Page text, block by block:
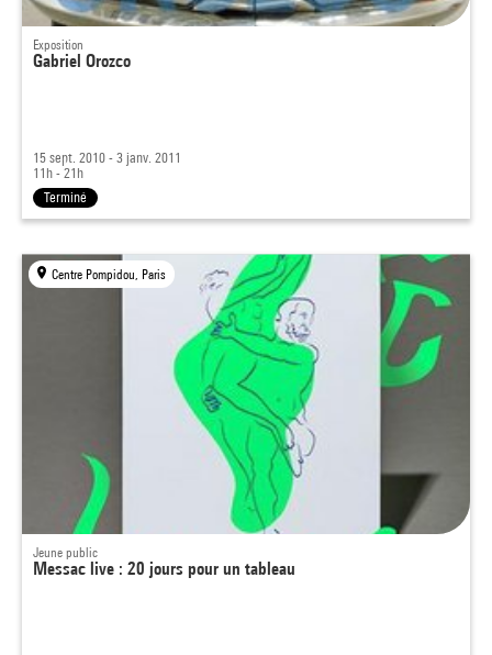
Exposition
Gabriel Orozco
15 sept. 2010 - 3 janv. 2011
11h - 21h
Terminé
Centre Pompidou, Paris
Jeune public
Messac live : 20 jours pour un tableau